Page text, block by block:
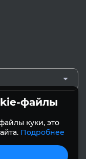
файлы
куки, это
Подробнее